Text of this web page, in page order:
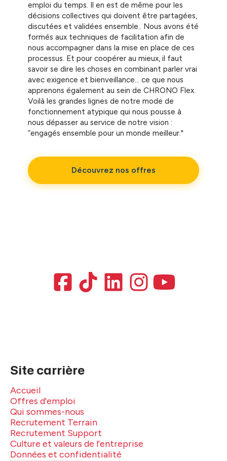
emploi du temps. Il en est de même pour les
décisions collectives qui doivent être partagées,
discutées et validées ensemble.. Nous avons été
formés aux techniques de facilitation afin de
nous accompagner dans la mise en place de ces
processus. Et pour coopérer au mieux, il faut
savoir se dire les choses en combinant parler vrai
avec exigence et bienveillance… ce que nous
apprenons également au sein de CHRONO Flex.
Voilà les grandes lignes de notre mode de
fonctionnement atypique qui nous pousse à
nous dépasser au service de notre vision :
“engagés ensemble pour un monde meilleur."
Découvrez nos offres
Site carrière
Accueil
Offres d'emploi
Qui sommes-nous
Recrutement Terrain
Recrutement Support
Culture et valeurs de l'entreprise
Données et confidentialité